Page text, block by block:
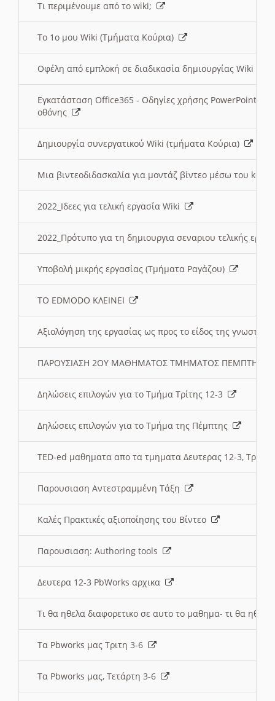
Τι περιμένουμε από το wiki;
Το 1ο μου Wiki (Τμήματα Κούρια)
Οφέλη από εμπλοκή σε διαδικασία δημιουργίας Wiki
Εγκατάσταση Office365 - Οδηγίες χρήσης PowerPoint
οθόνης
Δημιουργία συνεργατικού Wiki (τμήματα Κούρια)
Μια βιντεοδιδασκαλία για μοντάζ βίντεο μέσω του
2022_Ιδεες για τελική εργασία Wiki
2022_Πρότυπο για τη δημιουργια σεναριου τελικής
Υποβολή μικρής εργασίας (Τμήματα Ραγάζου)
ΤΟ EDMODO ΚΛΕΙΝΕΙ
Αξιολόγηση της εργασίας ως προς το είδος της
ΠΑΡΟΥΣΙΑΣΗ 2ΟΥ ΜΑΘΗΜΑΤΟΣ ΤΜΗΜΑΤΟΣ
Δηλώσεις επιλογών για το Τμήμα Τρίτης 12-3
Δηλώσεις επιλογών για το Τμήμα της Πέμπτης
TED-ed μαθηματα απο τα τμηματα Δευτερας 12-3,
Παρουσιαση Αντεστραμμένη Τάξη
Καλές Πρακτικές αξιοποίησης του Βίντεο
Παρουσιαση: Authoring tools
Δευτερα 12-3 PbWorks αρχικα
Τι θα ηθελα διαφορετικο σε αυτο το μαθημα- τι θα
Τα Pbworks μας Τριτη 3-6
Τα Pbworks μας, Τετάρτη 3-6